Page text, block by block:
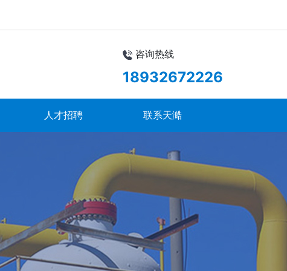
咨询热线
18932672226
人才招聘 联系天澔